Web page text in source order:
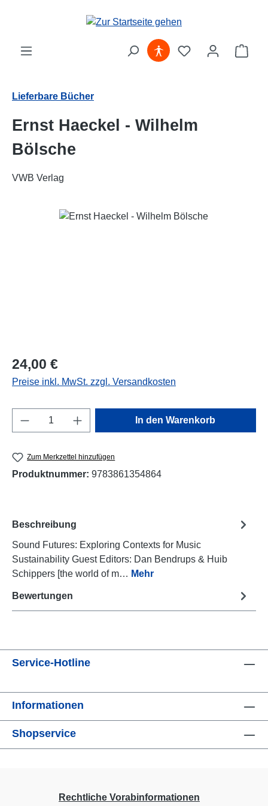
Zum Hauptinhalt springen
Lieferbare Bücher
Ernst Haeckel - Wilhelm
Bölsche
VWB Verlag
Bildergalerie überspringen
Regulärer Preis:
24,00 €
Preise inkl. MwSt. zzgl. Versandkosten
Produkt Anzahl: Gib den gewünschten
In den Warenkorb
Zum Merkzettel hinzufügen
Produktnummer: 9783861354864
Beschreibung
Sound Futures: Exploring Contexts for Music
Sustainability Guest Editors: Dan Bendrups & Huib
Schippers [the world of m… Mehr
Bewertungen
Service-Hotline
Informationen
Shopservice
Rechtliche Vorabinformationen